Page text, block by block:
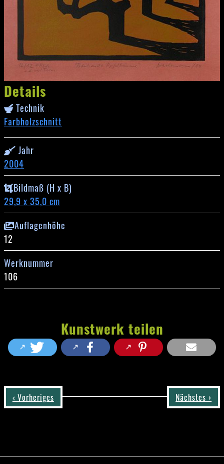
Details
Technik
Farbholzschnitt
Jahr
2004
Bildmaß (H x B)
29,9 x 35,0 cm
Auflagenhöhe
12
Werknummer
106
Kunstwerk teilen
‹ Vorheriges Nächstes ›